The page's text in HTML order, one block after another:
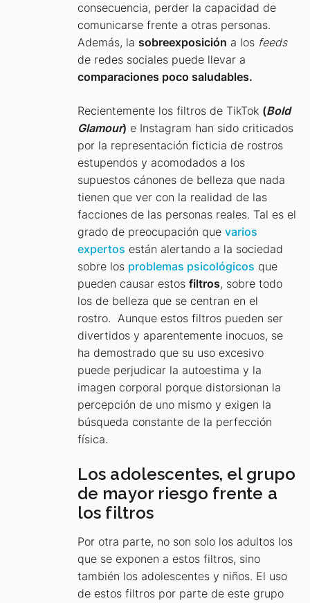
consecuencia, perder la capacidad de
comunicarse frente a otras personas.
Además, la sobreexposición a los feeds
de redes sociales puede llevar a
comparaciones poco saludables.
Recientemente los filtros de TikTok (Bold
Glamour) e Instagram han sido criticados
por la representación ficticia de rostros
estupendos y acomodados a los
supuestos cánones de belleza que nada
tienen que ver con la realidad de las
facciones de las personas reales. Tal es el
grado de preocupación que varios
expertos están alertando a la sociedad
sobre los problemas psicológicos que
pueden causar estos filtros, sobre todo
los de belleza que se centran en el
rostro. Aunque estos filtros pueden ser
divertidos y aparentemente inocuos, se
ha demostrado que su uso excesivo
puede perjudicar la autoestima y la
imagen corporal porque distorsionan la
percepción de uno mismo y exigen la
búsqueda constante de la perfección
física.
Los adolescentes, el grupo
de mayor riesgo frente a
los filtros
Por otra parte, no son solo los adultos los
que se exponen a estos filtros, sino
también los adolescentes y niños. El uso
de estos filtros por parte de este grupo